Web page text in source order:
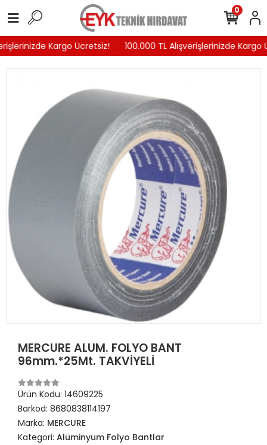
Kargo Ücretsiz! 100.000 TL Alışverişlerinizde Kargo
0
MERCURE ALUM. FOLYO BANT
96mm.*25Mt. TAKVİYELİ
Ürün Kodu: 14609225
Barkod: 8680838114197
Marka: MERCURE
Kategori: Alüminyum Folyo Bantlar